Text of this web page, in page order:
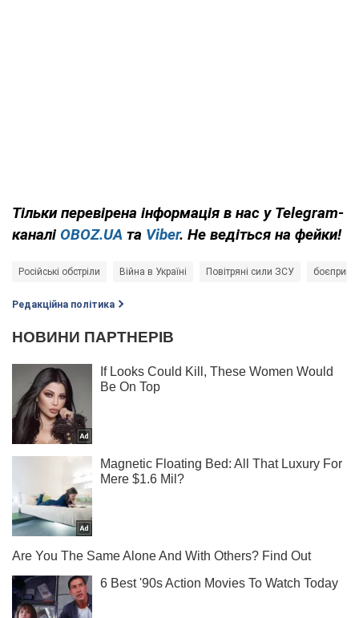
Тільки перевірена інформація в нас у Telegram-
каналі OBOZ.UA та Viber. Не ведіться на фейки!
Російські обстріли Війна в Україні Повітряні сили ЗСУ
Редакційна політика